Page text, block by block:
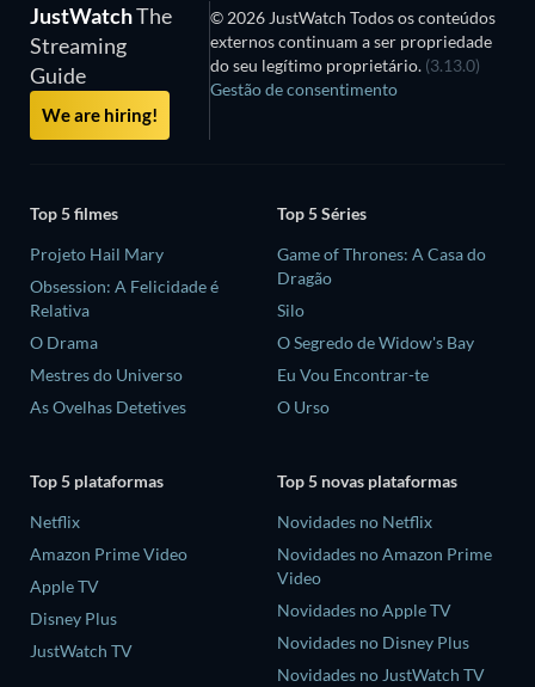
JustWatchThe
Streaming
Guide
We are hiring!
© 2026 JustWatch Todos os conteúdos
externos continuam a ser propriedade
do seu legítimo proprietário. (3.13.0)
Gestão de consentimento
Top 5 filmes
Projeto Hail Mary
Obsession: A Felicidade é
Relativa
O Drama
Mestres do Universo
As Ovelhas Detetives
Top 5 Séries
Game of Thrones: A Casa do
Dragão
Silo
O Segredo de Widow's Bay
Eu Vou Encontrar-te
O Urso
Top 5 plataformas
Netflix
Amazon Prime Video
Apple TV
Disney Plus
JustWatch TV
Top 5 novas plataformas
Novidades no Netflix
Novidades no Amazon Prime
Video
Novidades no Apple TV
Novidades no Disney Plus
Novidades no JustWatch TV